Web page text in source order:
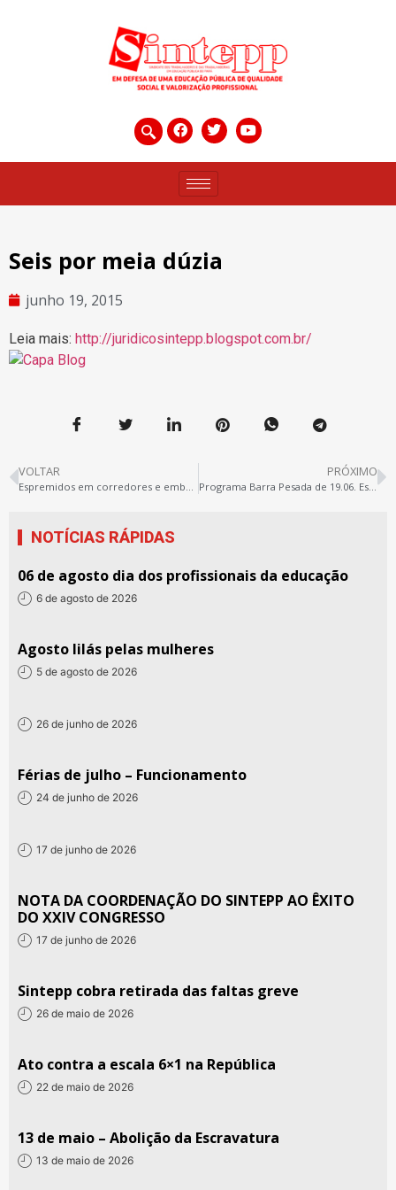
Seis por meia dúzia
junho 19, 2015
Leia mais: http://juridicosintepp.blogspot.com.br/
VOLTAR PRÓXIMO
Programa Barra Pesada de 19.06. Escola Plácidia ainda espera por reforma
NOTÍCIAS RÁPIDAS
06 de agosto dia dos profissionais da educação
6 de agosto de 2026
Agosto lilás pelas mulheres
5 de agosto de 2026
26 de junho de 2026
Férias de julho – Funcionamento
24 de junho de 2026
17 de junho de 2026
NOTA DA COORDENAÇÃO DO SINTEPP AO ÊXITO
DO XXIV CONGRESSO
17 de junho de 2026
Sintepp cobra retirada das faltas greve
26 de maio de 2026
Ato contra a escala 6×1 na República
22 de maio de 2026
13 de maio – Abolição da Escravatura
13 de maio de 2026